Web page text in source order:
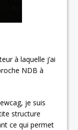
à laquelle j’ai
NDB à
je suis
structure
ce qui permet